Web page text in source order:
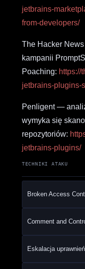
jetbrains-
from-developers/
The Hacker
kampanii
Poaching: https://
jetbrains-plugins-
Penligent —
wymyka się
repozytoriów:
jetbrains-plugins/
TECHNIKI ATAKU
Broken Access
Comment and
Eskalacja uprawnień